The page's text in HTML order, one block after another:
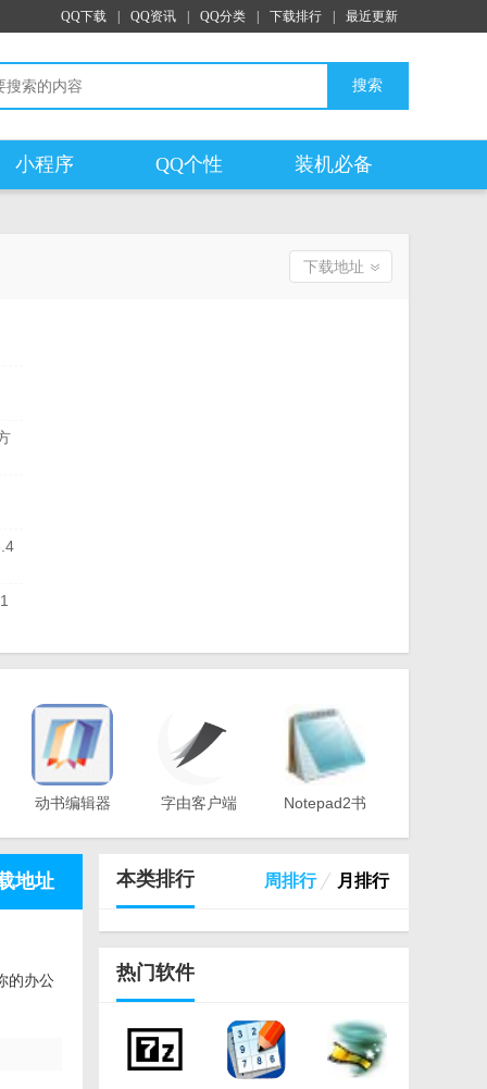
QQ下载 QQ资讯 QQ分类 下载排行 最近更新
搜索
小程序 QQ个性 装机必备
下载地址
动书编辑器
字由客户端
Notepad2书
Bookmark
Edition)v5.1
地址
的办公
本类排行 周排行 月排行
热门软件